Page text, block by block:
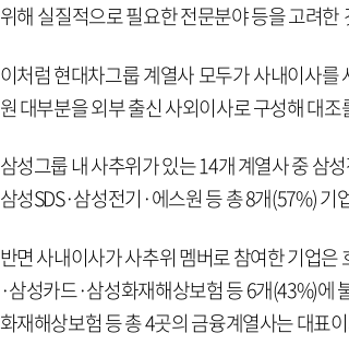
위해 실질적으로 필요한 전문분야 등을 고려한
이처럼 현대차그룹 계열사 모두가 사내이사를
원 대부분을 외부 출신 사외이사로 구성해 대조
삼성그룹 내 사추위가 있는 14개 계열사 중 삼
삼성SDS·삼성전기·에스원 등 총 8개(57%)
반면 사내이사가 사추위 멤버로 참여한 기업
·삼성카드·삼성화재해상보험 등 6개(43%)에
화재해상보험 등 총 4곳의 금융계열사는 대표